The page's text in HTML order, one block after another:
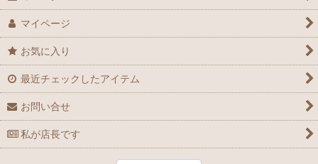
マイページ
お気に入り
最近チェックしたアイテム
お問い合せ
私が店長です